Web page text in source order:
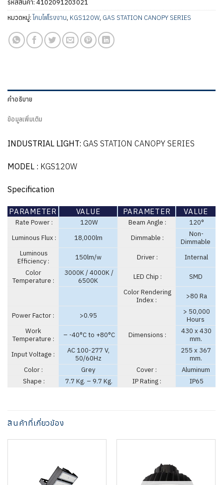
รหัสสินค้า: 4102091203021
หมวดหมู่: โคมไฟโรงงาน, KGS120W, GAS STATION CANOPY SERIES
คำอธิบาย
ข้อมูลเพิ่มเติม
INDUSTRIAL LIGHT: GAS STATION CANOPY SERIES
MODEL : KGS120W
Specification
PARAMETER VALUE PARAMETER VALUE
Rate Power : 120W Beam Angle :
120°
Luminous Flux :
18,000lm Dimmable :
Non-
Dimmable
Luminous
Efficiency :
150lm/w Driver :
Internal
Color
Temperature :
3000K / 4000K /
6500K
LED Chip :
SMD
Color Rendering
Index :
>80 Ra
Power Factor : >0.95
> 50,000
Hours
Work
Temperature :
– -40°C to +80°C Dimensions :
430 x 430
mm.
Input Voltage :
AC 100-277 V,
50/60Hz
255 x 367
mm.
Color :
Grey Cover :
Aluminum
Shape :
7.7 Kg. – 9.7 Kg. IP Rating : IP65
สินค้าที่เกี่ยวข้อง